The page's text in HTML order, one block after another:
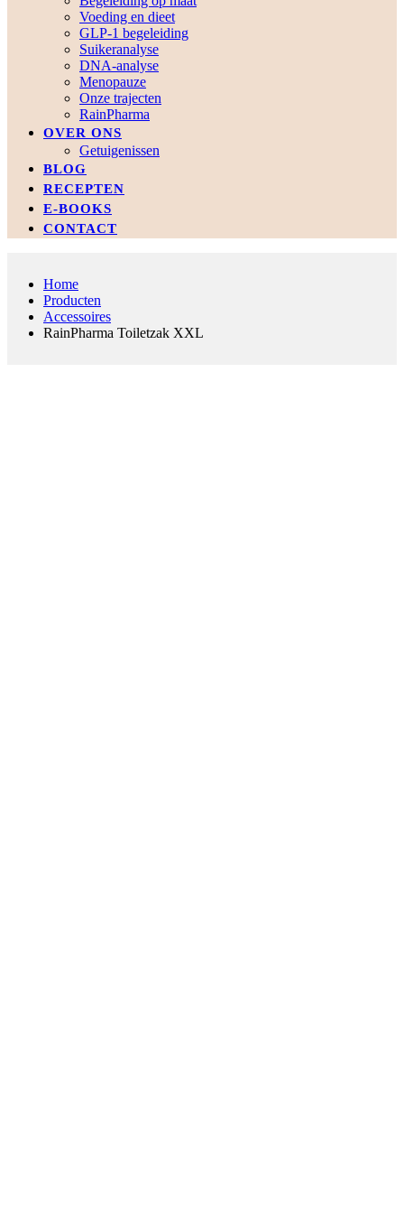
Voeding en dieet
GLP-1 begeleiding
Suikeranalyse
DNA-analyse
Menopauze
Onze trajecten
RainPharma
OVER ONS
Getuigenissen
BLOG
RECEPTEN
E-BOOKS
CONTACT
Home
Producten
Accessoires
RainPharma Toiletzak XXL